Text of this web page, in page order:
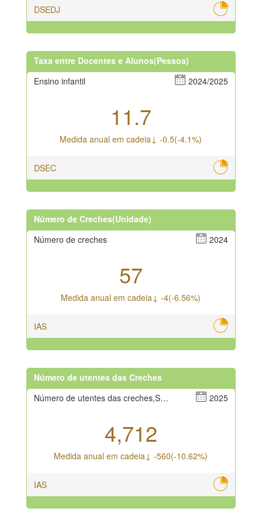
DSEDJ
Taxa entre Docentes e Alunos(Pessoa)
Ensino infantil
2024/2025
11.7
Medida anual em cadeia↓ -0.5(-4.1%)
DSEC
Número de Creches(Unidade)
Número de creches
2024
57
Medida anual em cadeia↓ -4(-6.56%)
IAS
Número de utentes das Creches
Número de utentes das creches,Sexos masculino e feminino
2025
4,712
Medida anual em cadeia↓ -560(-10.62%)
IAS